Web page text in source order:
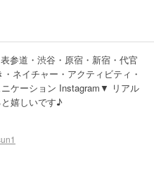
道・渋谷・原宿・新宿・代官
ネイチャー・アクティビティ・
ケーション Instagram▼ リアル
嬉しいです♪